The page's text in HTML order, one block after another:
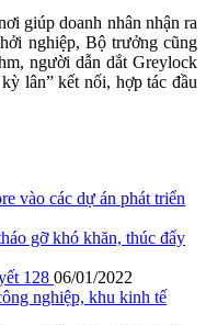
giúp doanh nhân nhận ra
nghiệp, Bộ trưởng cũng
người dẫn dắt Greylock
lân” kết nối, hợp tác đầu
vào các dự án phát triển
gỡ khó khăn, thúc đẩy
128 06/01/2022
nghiệp, khu kinh tế